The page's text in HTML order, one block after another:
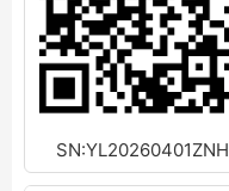
SN:YL20260401ZNH